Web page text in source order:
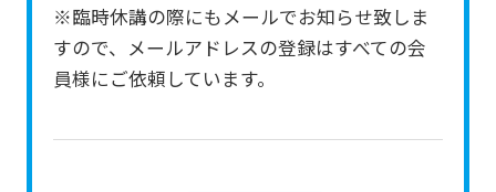
※臨時休講の際にもメールでお知らせ致しま
すので、メールアドレスの登録はすべての会
員様にご依頼しています。
ask
that
fully